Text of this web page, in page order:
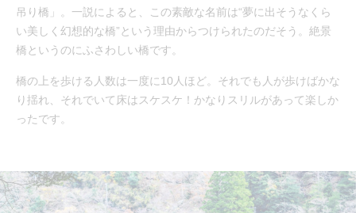
吊り橋」。一説によると、この素敵な名前は“夢に出そうなくら
い美しく幻想的な橋”という理由からつけられたのだそう。絶景
橋というのにふさわしい橋です。
橋の上を歩ける人数は一度に10人ほど。それでも人が歩けばかな
り揺れ、それでいて床はスケスケ！かなりスリルがあって楽しか
ったです。